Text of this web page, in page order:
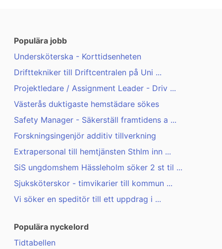
Populära jobb
Undersköterska - Korttidsenheten
Drifttekniker till Driftcentralen på Uni ...
Projektledare / Assignment Leader - Driv ...
Västerås duktigaste hemstädare sökes
Safety Manager - Säkerställ framtidens a ...
Forskningsingenjör additiv tillverkning
Extrapersonal till hemtjänsten Sthlm inn ...
SiS ungdomshem Hässleholm söker 2 st til ...
Sjuksköterskor - timvikarier till kommun ...
Vi söker en speditör till ett uppdrag i ...
Populära nyckelord
Tidtabellen